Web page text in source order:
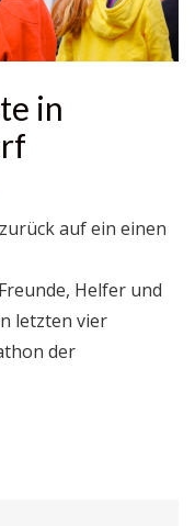
in
auf ein einen
Helfer und
letzten vier
der